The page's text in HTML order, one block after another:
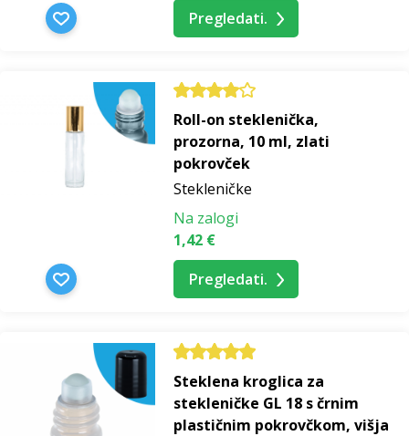
Pregledati.
Roll-on steklenička,
prozorna, 10 ml, zlati
pokrovček
Stekleničke
Na zalogi
1,42 €
Pregledati.
Steklena kroglica za
stekleničke GL 18 s črnim
plastičnim pokrovčkom, višja